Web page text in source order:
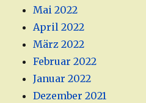
Mai 2022
April 2022
März 2022
Februar 2022
Januar 2022
Dezember 2021